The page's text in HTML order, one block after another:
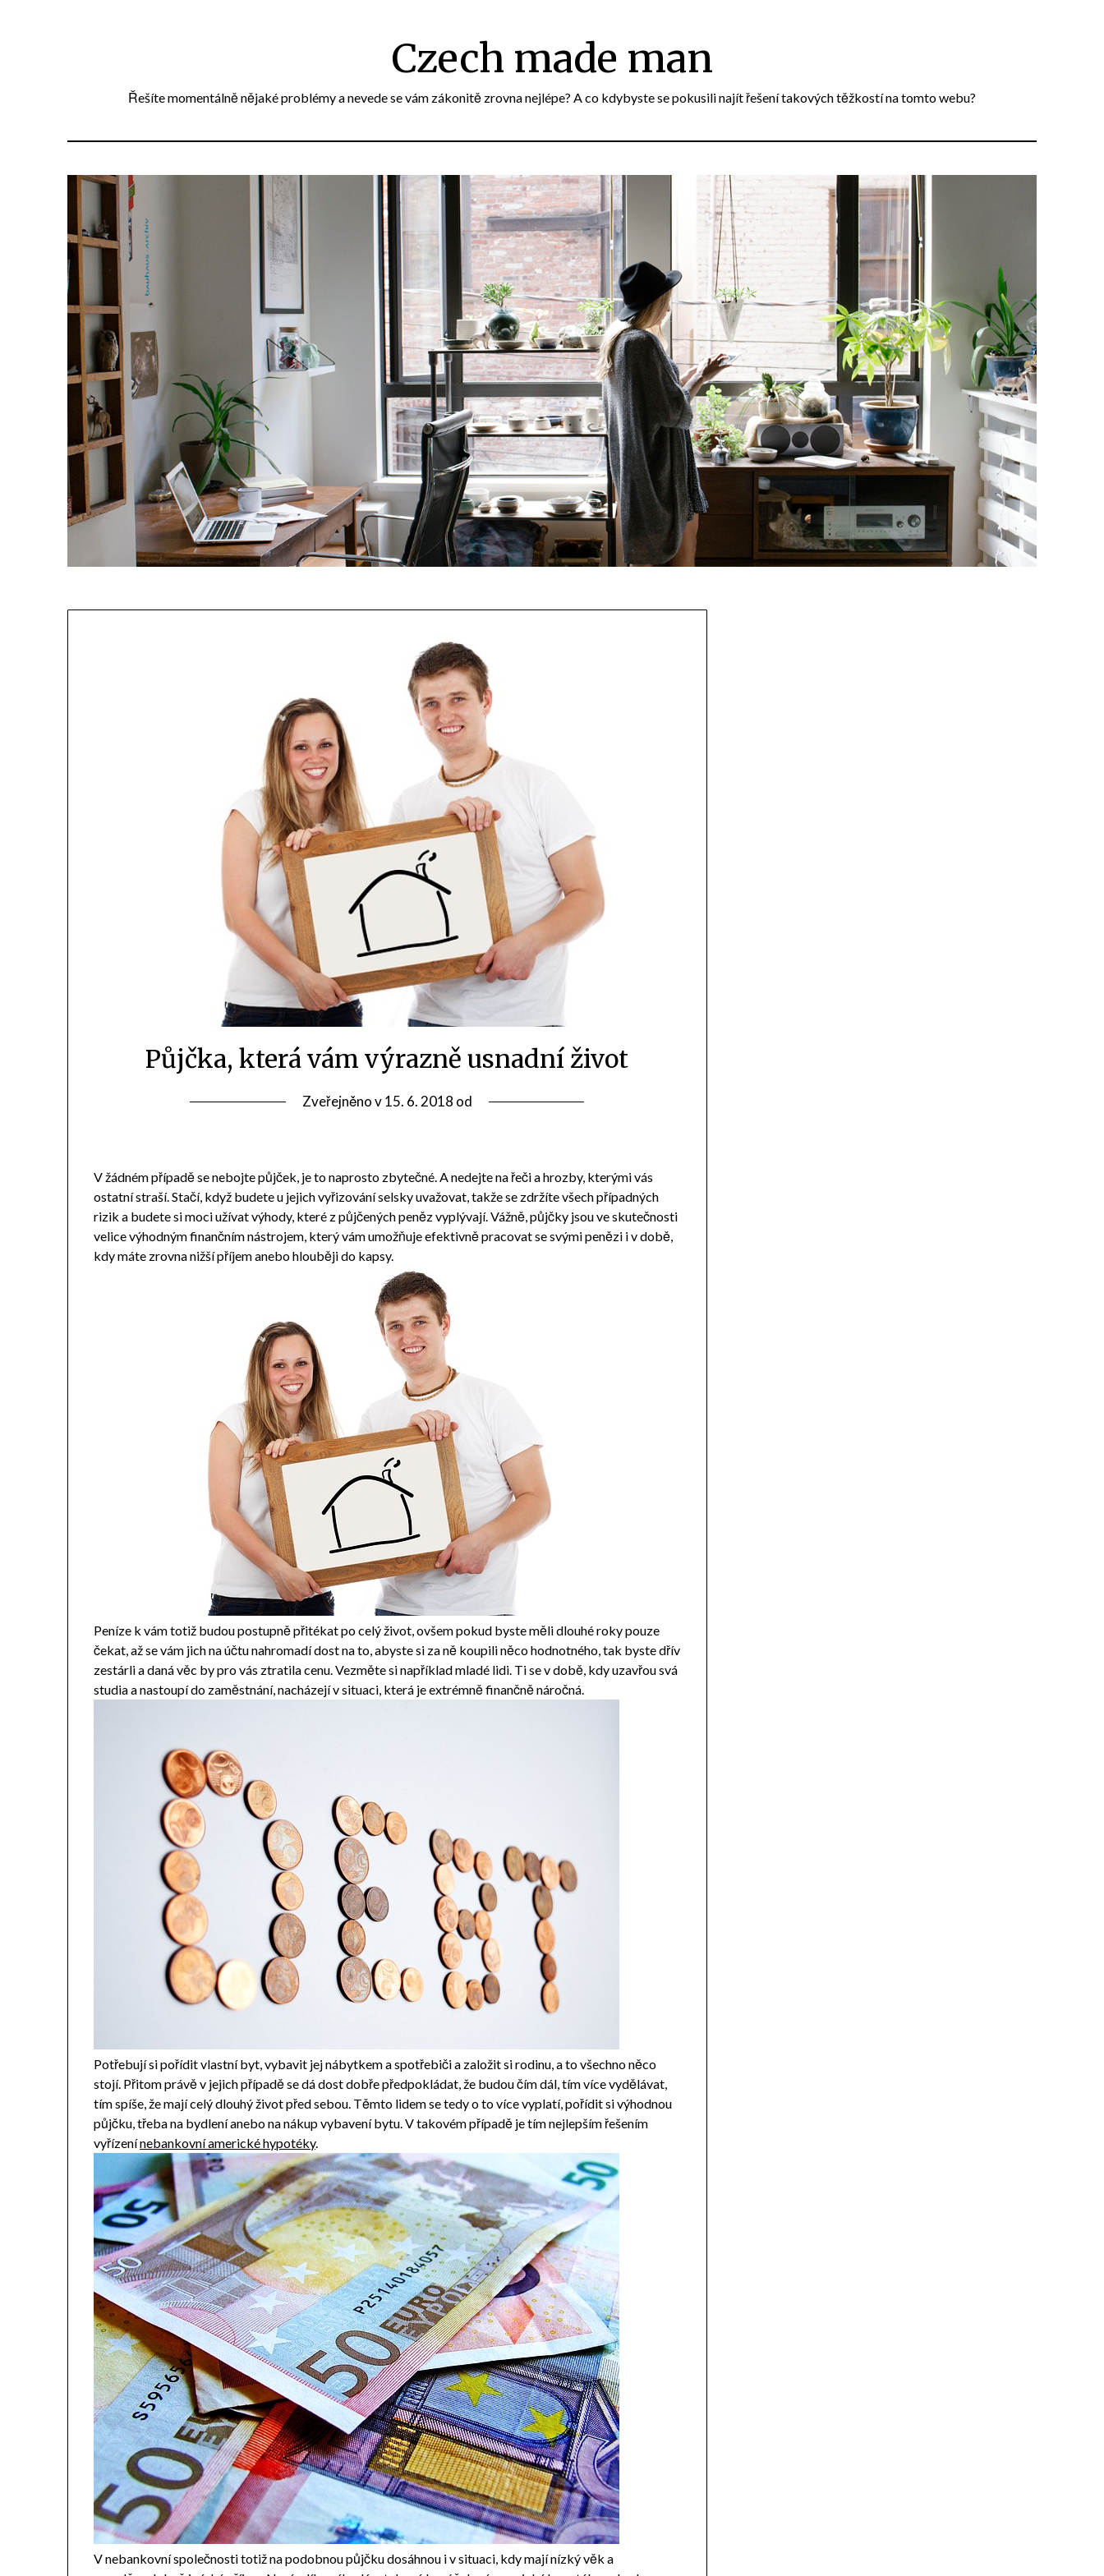
Czech made man
Řešíte momentálně nějaké problémy a nevede se vám zákonitě zrovna nejlépe? A co kdybyste se pokusili najít řešení takových těžkostí na tomto webu?
Půjčka, která vám výrazně usnadní život
Zveřejněno v15. 6. 2018 od
V žádném případě se nebojte půjček, je to naprosto zbytečné. A nedejte na řeči a hrozby, kterými vás
ostatní straší. Stačí, když budete u jejich vyřizování selsky uvažovat, takže se zdržíte všech případných
rizik a budete si moci užívat výhody, které z půjčených peněz vyplývají. Vážně, půjčky jsou ve skutečnosti
velice výhodným finančním nástrojem, který vám umožňuje efektivně pracovat se svými penězi i v době,
kdy máte zrovna nižší příjem anebo hlouběji do kapsy.
Peníze k vám totiž budou postupně přitékat po celý život, ovšem pokud byste měli dlouhé roky pouze
čekat, až se vám jich na účtu nahromadí dost na to, abyste si za ně koupili něco hodnotného, tak byste dřív
zestárli a daná věc by pro vás ztratila cenu. Vezměte si například mladé lidi. Ti se v době, kdy uzavřou svá
studia a nastoupí do zaměstnání, nacházejí v situaci, která je extrémně finančně náročná.
Potřebují si pořídit vlastní byt, vybavit jej nábytkem a spotřebiči a založit si rodinu, a to všechno něco
stojí. Přitom právě v jejich případě se dá dost dobře předpokládat, že budou čím dál, tím více vydělávat,
tím spíše, že mají celý dlouhý život před sebou. Těmto lidem se tedy o to více vyplatí, pořídit si výhodnou
půjčku, třeba na bydlení anebo na nákup vybavení bytu. V takovém případě je tím nejlepším řešením
vyřízenínebankovní americké hypotéky.
V nebankovní společnosti totiž na podobnou půjčku dosáhnou i v situaci, kdy mají nízký věk a